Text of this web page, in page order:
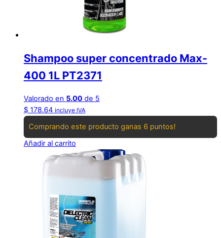
Shampoo super concentrado Max-
400 1L PT2371
Valorado en 5.00 de 5
$ 178.64 incluye IVA
Comprando este producto ganas 6 puntos!
Añadir al carrito